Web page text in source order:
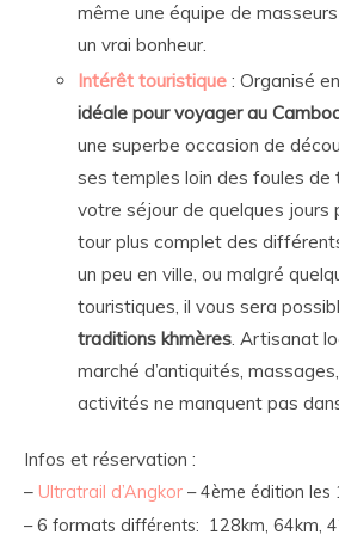
même une équipe de
un vrai bonheur.
Intérêt touristique : Organisé
idéale pour voyager au
une superbe occasion de
ses temples loin des foules de
votre séjour de quelques jours
tour plus complet des
un peu en ville, ou malgré
touristiques, il vous sera
traditions khmères. Artisanat
marché d’antiquités,
activités ne manquent pas
Infos et réservation :
– Ultratrail d’Angkor – 4ème édition
– 6 formats différents: 128km, 64km,